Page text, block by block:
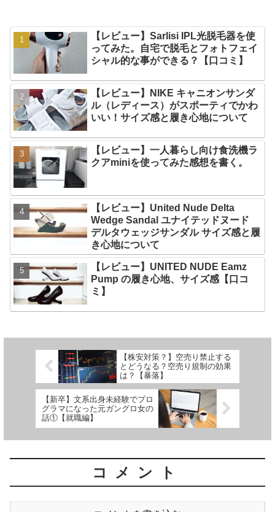
【レビュー】Sarlisi IPL光脱毛器を使
ってみた。自宅で脱毛とフォトフェイ
シャル的な事ができる？【口コミ】
【レビュー】NIKE キャニオンサンダ
ル（レディース）がスポーティでかわ
いい！サイズ感と履き心地について
【レビュー】一人暮らし向け食洗機ラ
クアminiを使ってみた感想を書く。
【レビュー】United Nude Delta
Wedge Sandal ユナイテッドヌード
デルタウェッジサンダル サイズ感と履
き心地について
【レビュー】UNITED NUDE Eamz
Pump の履き心地、サイズ感【口コ
ミ】
【株安対策？】空売り禁止する
とどうなる？空売り規制の効果
は？【暴落】
【新卒】文系出身未経験でプロ
グラマになった元ガングロ女の
話①【就職編】
コメント